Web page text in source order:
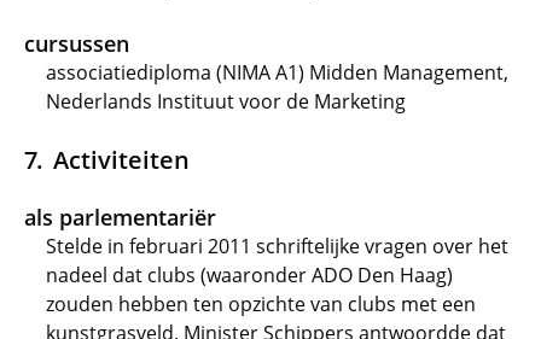
cursussen
associatiediploma (NIMA A1) Midden Management,
Nederlands Instituut voor de Marketing
Activiteiten
als parlementariër
Stelde in februari 2011 schriftelijke vragen over het
nadeel dat clubs (waaronder ADO Den Haag)
zouden hebben ten opzichte van clubs met een
kunstgrasveld. Minister Schippers antwoordde dat